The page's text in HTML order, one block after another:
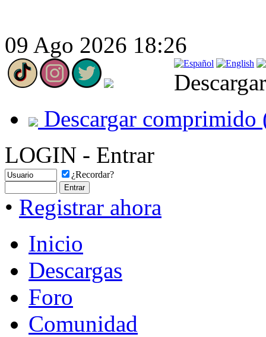
09 Ago 2026 18:26
Descargar comprimido
LOGIN - Entrar
¿Recordar?
• Registrar ahora
Inicio
Descargas
Foro
Comunidad